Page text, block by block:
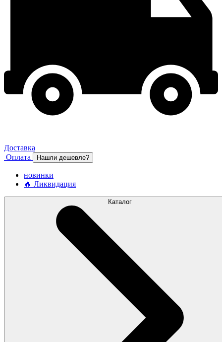
Доставка
Оплата
Нашли дешевле?
новинки
🔥 Ликвидация
Каталог